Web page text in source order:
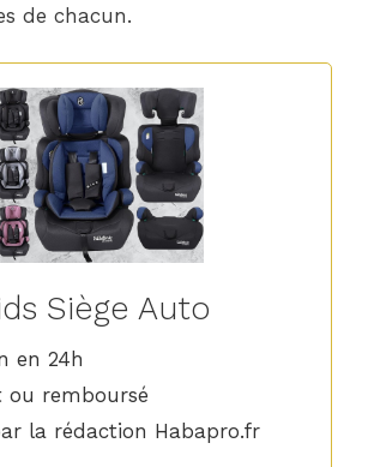
de chacun.
Siège Auto
en 24h
ou remboursé
la rédaction Habapro.fr